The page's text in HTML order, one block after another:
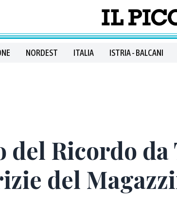
NORDEST ITALIA ISTRIA - BALCANI
del Ricordo
del